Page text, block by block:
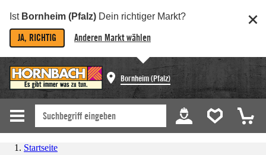
Ist Bornheim (Pfalz) Dein richtiger Markt?
JA, RICHTIG Anderen Markt wählen
Bornheim (Pfalz)
Startseite